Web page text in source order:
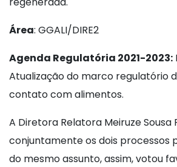
Área: GGALI/DIRE2
Agenda Regulatória 2021-2023:
Atualização do marco regulatório
contato com alimentos.
A Diretora Relatora Meiruze Sousa
conjuntamente os dois processos
do mesmo assunto, assim, votou